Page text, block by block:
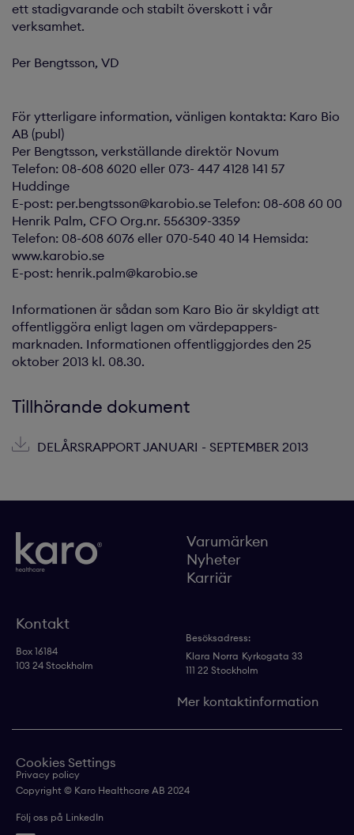
ett stadigvarande och stabilt överskott i vår
verksamhet.
Per Bengtsson, VD
För ytterligare information, vänligen kontakta: Karo Bio
AB (publ)
Per Bengtsson, verkställande direktör Novum
Telefon: 08-608 6020 eller 073- 447 4128 141 57
Huddinge
E-post: per.bengtsson@karobio.se Telefon: 08-608 60 00
Henrik Palm, CFO Org.nr. 556309-3359
Telefon: 08-608 6076 eller 070-540 40 14 Hemsida:
www.karobio.se
E-post: henrik.palm@karobio.se
Informationen är sådan som Karo Bio är skyldigt att
offentliggöra enligt lagen om värdepappers­
marknaden. Informationen offentliggjordes den 25
oktober 2013 kl. 08.30.
Tillhörande dokument
DELÅRSRAPPORT JANUARI - SEPTEMBER 2013
Varumärken
Nyheter
Karriär
Kontakt
Box 16184
103 24 Stockholm
Besöksadress:
Klara Norra Kyrkogata 33
111 22 Stockholm
Mer kontaktinformation
Cookies Settings
Privacy policy
Copyright © Karo Healthcare AB 2024
Följ oss på LinkedIn